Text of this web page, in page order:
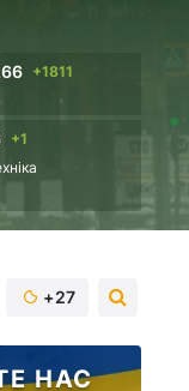
+1811
+1
+27
НАС